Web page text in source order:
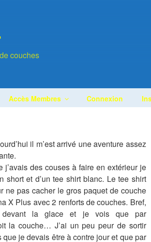
couches
Accès Membres Connexion
il m’est arrivé une aventure assez
j’avais des couses à faire en extérieur je
short et d’un tee shirt blanc. Le tee shirt
ne pas cacher le gros paquet de couche
X Plus avec 2 renforts de couches. Bref,
devant la glace et je vois que par
la couche… J’ai un peu peur de sortir
je devais être à contre jour et que par